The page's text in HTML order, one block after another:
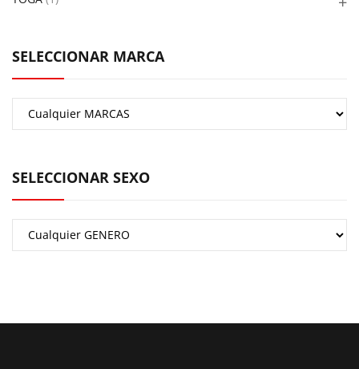
SELECCIONAR MARCA
SELECCIONAR SEXO